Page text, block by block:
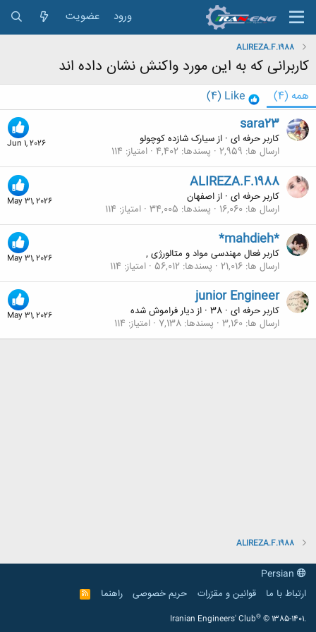
ورود عضویت
ALIREZA.F.1988
کاربرانی که به این مورد واکنش نشان داده اند
همه (4)
Like
(4)
Jun 1, 2026
sara23
کاربر حرفه ای · ازسیارک شازده کوچولو
ارسال ها 2,959 پسندها 4,402 امتیاز 114
May 31, 2026
ALIREZA.F.1988
کاربر حرفه ای · ازاصفهان
ارسال ها 16,060 پسندها 34,005 امتیاز 114
May 31, 2026
*mahdieh*
کاربر فعال مهندسی مواد و متالورژی ,
ارسال ها 21,016 پسندها 56,012 امتیاز 114
May 31, 2026
junior Engineer
کاربر حرفه ای ·
· ازدیار فراموش شده
ارسال ها 3,160 پسندها 7,138 امتیاز 114
ALIREZA.F.1988
ارتباط با ما
قوانین و مقرّرات حریم خصوصی راهنما
R
S
Iranian Engineers' Club® © 1385-1401.